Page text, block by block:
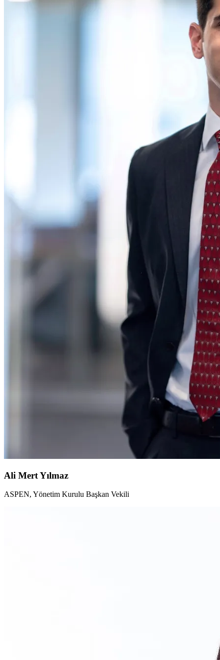
Ali Mert Yılmaz
ASPEN, Yönetim Kurulu Başkan Vekili